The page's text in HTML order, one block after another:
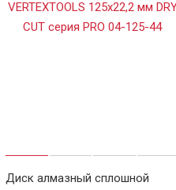
Диск алмазный сплошной